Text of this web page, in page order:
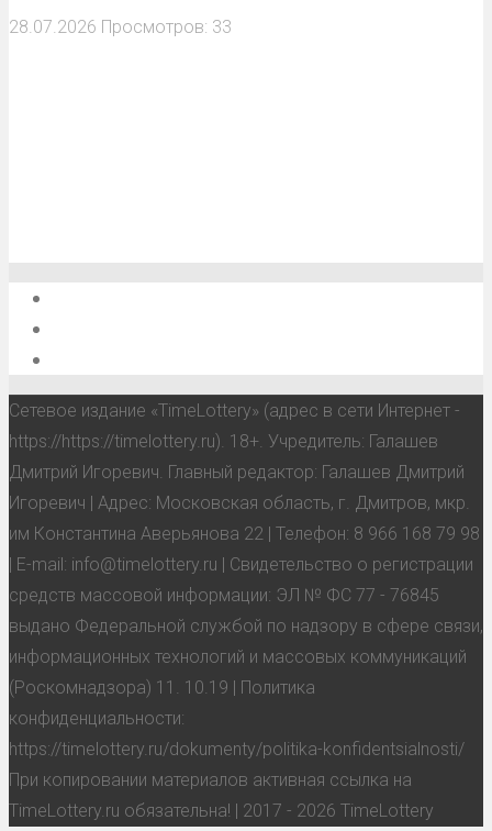
28.07.2026 Просмотров: 33
Сетевое издание «TimeLottery» (адрес в сети Интернет -
https://https://timelottery.ru). 18+. Учредитель: Галашев
Дмитрий Игоревич. Главный редактор: Галашев Дмитрий
Игоревич | Адрес: Московская область, г. Дмитров, мкр.
им Константина Аверьянова 22 | Телефон: 8 966 168 79 98
| E-mail: info@timelottery.ru | Свидетельство о регистрации
средств массовой информации: ЭЛ № ФС 77 - 76845
выдано Федеральной службой по надзору в сфере связи,
информационных технологий и массовых коммуникаций
(Роскомнадзора) 11. 10.19 | Политика
конфиденциальности:
https://timelottery.ru/dokumenty/politika-konfidentsialnosti/
При копировании материалов активная ссылка на
TimeLottery.ru обязательна! | 2017 - 2026 TimeLottery